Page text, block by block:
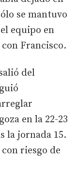
se mantuvo
equipo en
con Francisco.
del
en la 22-23
la jornada 15.
riesgo de